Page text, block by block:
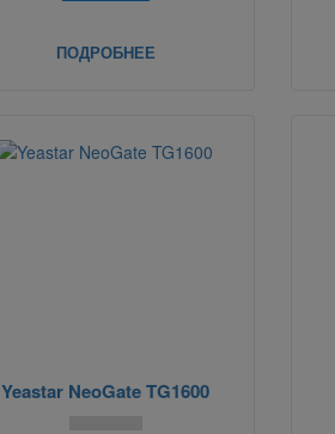
ПОДРОБНЕЕ
Yeastar NeoGate TG1600